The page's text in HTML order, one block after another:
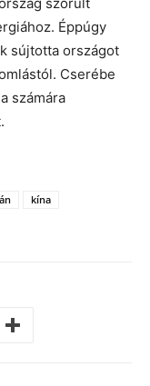
Éppúgy
sújtotta országot
Cserébe
számára
kína